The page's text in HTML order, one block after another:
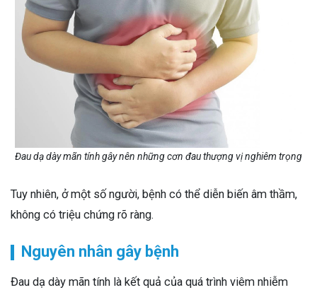
Đau dạ dày mãn tính gây nên những cơn đau thượng vị nghiêm trọng
Tuy nhiên, ở một số người, bệnh có thể diễn biến âm thầm,
không có triệu chứng rõ ràng.
Nguyên nhân gây bệnh
Đau dạ dày mãn tính là kết quả của quá trình viêm nhiễm